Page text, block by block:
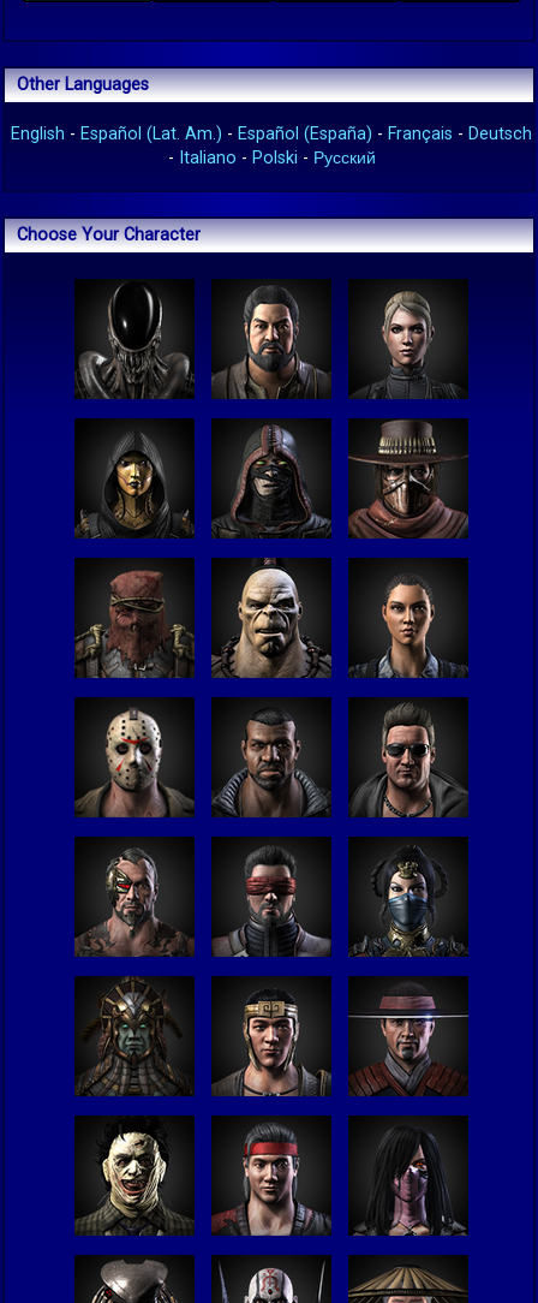
Other Languages
English - Español (Lat. Am.) - Español (España) - Français - Deutsch
- Italiano - Polski - Русский
Choose Your Character